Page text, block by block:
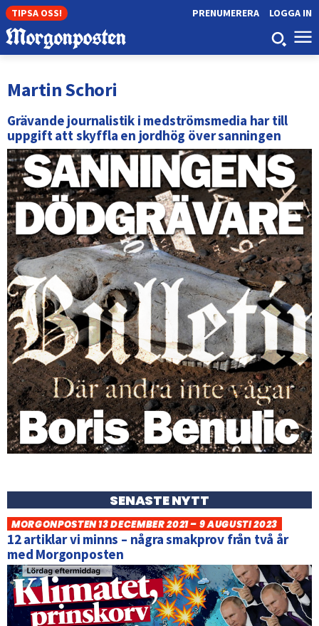
TIPSA OSS! LOGGA IN
PRENUMERERA
Martin Schori
Grävande journalistik i medströmsmedia har till
uppgift att skyffla en jordhög över sanningen
SENASTE NYTT
MORGONPOSTEN 13 DECEMBER 2021 – 9 AUGUSTI 2023
12 artiklar vi minns – några smakprov från två år
med Morgonposten